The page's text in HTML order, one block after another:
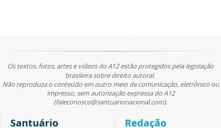
Os textos, fotos, artes e vídeos do A12 estão protegidos pela legislação
brasileira sobre direito autoral.
Não reproduza o conteúdo em outro meio de comunicação, eletrônico ou
impresso, sem autorização expressa do A12
(faleconosco@santuarionacional.com).
Santuário Redação